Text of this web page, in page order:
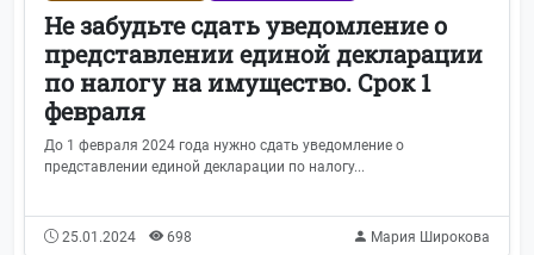
Не забудьте сдать уведомление о
представлении единой декларации
по налогу на имущество. Срок 1
февраля
До 1 февраля 2024 года нужно сдать уведомление о
представлении единой декларации по налогу...
25.01.2024 698 Мария Широкова
Трудовое право
Формы отчётности 117
Видеоканал
СФР (Соцфонд России)
ФНС 91